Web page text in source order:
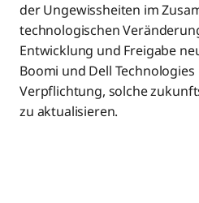
der Ungewissheiten im
technologischen
Entwicklung und Freigabe
Boomi und Dell
Verpflichtung, solche
zu aktualisieren.